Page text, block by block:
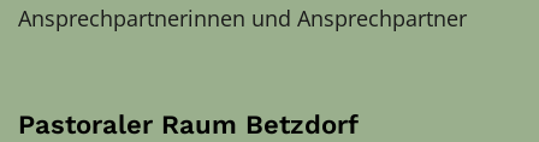
Ansprechpartnerinnen und Ansprechpartner
Pastoraler Raum Betzdorf